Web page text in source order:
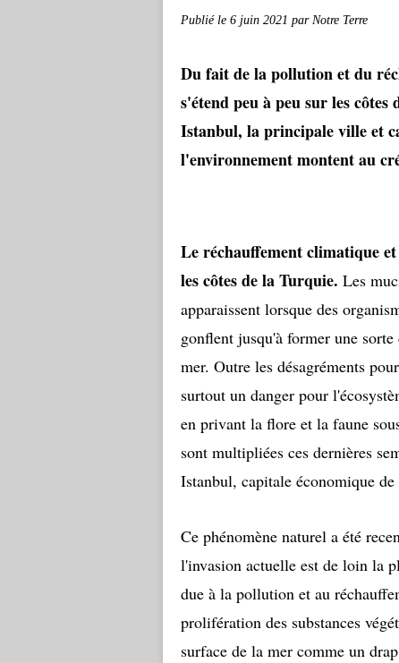
Publié le 6 juin 2021 par Notre Terre
Du fait de la pollution et du
s'étend peu à peu sur les
Istanbul, la principale ville et
l'environnement montent au
Le réchauffement climatique
les côtes de la Turquie. Les
apparaissent lorsque des
gonflent jusqu'à former une
mer. Outre les désagréments
surtout un danger pour
en privant la flore et la faune
sont multipliées ces dernières
Istanbul, capitale économique
Ce phénomène naturel a été
l'invasion actuelle est de loin la
due à la pollution et au
prolifération des substances
surface de la mer comme un